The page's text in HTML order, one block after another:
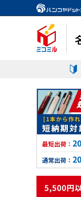
最短出荷：
通常出荷：